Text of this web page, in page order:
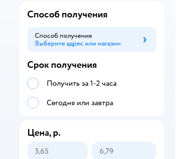
Способ получения
Способ получения
Выберите адрес или магазин
Способ получения
Срок получения
Получить за 1-2 часа
Сегодня или завтра
Цена, р.